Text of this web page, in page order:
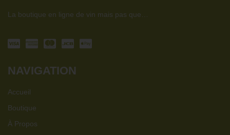
La boutique en ligne de vin mais pas que…
NAVIGATION
Accueil
Boutique
À Propos